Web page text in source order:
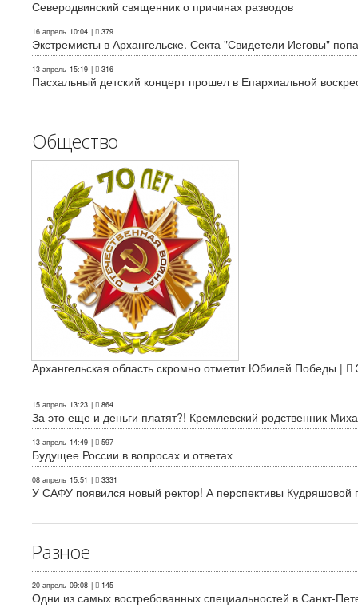
Северодвинский священник о причинах разводов
16 апрель 10:04 | 379
Экстремисты в Архангельске. Секта "Свидетели Иеговы"
13 апрель 15:19 | 316
Пасхальный детский концерт прошел в Епархиальной
Общество
Архангельская область скромно отметит Юбилей Победы |
15 апрель 13:23 | 864
За это еще и деньги платят?! Кремлевский родственник
13 апрель 14:49 | 597
Будущее России в вопросах и ответах
08 апрель 15:51 | 3331
У САФУ появился новый ректор! А перспективы Кудряшовой
Разное
20 апрель 09:08 | 145
Одни из самых востребованных специальностей в Санкт-